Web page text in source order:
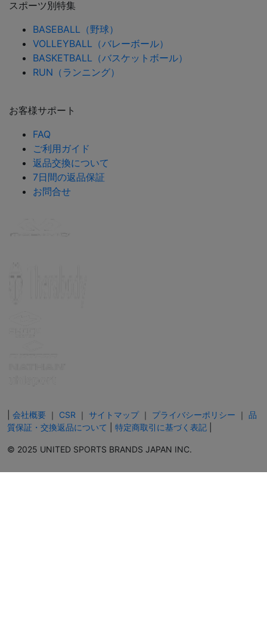
スポーツ別特集
BASEBALL（野球）
VOLLEYBALL（バレーボール）
BASKETBALL（バスケットボール）
RUN（ランニング）
お客様サポート
FAQ
ご利用ガイド
返品交換について
7日間の返品保証
お問合せ
会社概要 ｜ CSR ｜ サイトマップ｜ プライバシーポリシー ｜ 品
質保証・交換返品について
特定商取引に基づく表記
© 2025 UNITED SPORTS BRANDS JAPAN INC.